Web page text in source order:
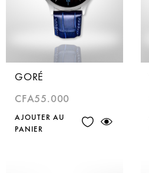
GORÉ
CFA55.000
AJOUTER AU
PANIER